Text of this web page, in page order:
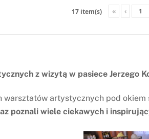
17 item(s) « ‹
z wizytą w pasiece Jerzego
artystycznych pod
poznali wiele ciekawych i